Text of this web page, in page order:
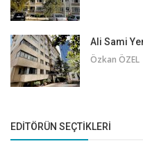
Ali Sami
Özkan ÖZEL
EDITÖRÜN SEÇTIKLERI